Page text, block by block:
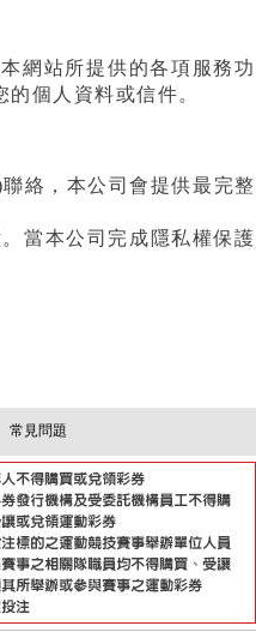
網站所提供的各項服務功
個人資料或信件。
絡，本公司會提供最完整
當本公司完成隱私權保護
常見問題